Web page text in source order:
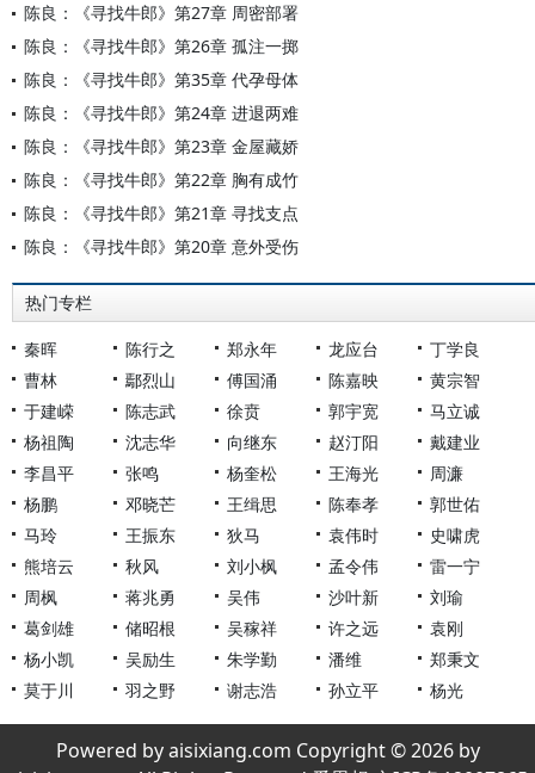
陈良：《寻找牛郎》第27章 周密部署
陈良：《寻找牛郎》第26章 孤注一掷
陈良：《寻找牛郎》第35章 代孕母体
陈良：《寻找牛郎》第24章 进退两难
陈良：《寻找牛郎》第23章 金屋藏娇
陈良：《寻找牛郎》第22章 胸有成竹
陈良：《寻找牛郎》第21章 寻找支点
陈良：《寻找牛郎》第20章 意外受伤
热门专栏
秦晖 陈行之 郑永年 龙应台
丁学良
曹林
鄢烈山 傅国涌 陈嘉映
黄宗智
于建嵘
陈志武 徐贲 郭宇宽
马立诚
杨祖陶
沈志华 向继东 赵汀阳
戴建业
李昌平
张鸣 杨奎松 王海光
周濂
杨鹏
邓晓芒 王缉思 陈奉孝
郭世佑
马玲
王振东 狄马 袁伟时
史啸虎
熊培云
秋风 刘小枫 孟令伟
雷一宁
周枫
蒋兆勇 吴伟 沙叶新
刘瑜
葛剑雄
储昭根 吴稼祥 许之远
袁刚
杨小凯
吴励生 朱学勤 潘维
郑秉文
莫于川
羽之野 谢志浩 孙立平 杨光
Powered by aisixiang.com Copyright © 2026 by